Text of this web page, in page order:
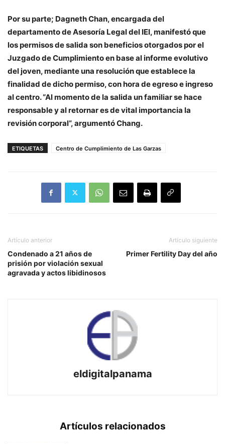
Por su parte; Dagneth Chan, encargada del
departamento de Asesoría Legal del IEI, manifestó que
los permisos de salida son beneficios otorgados por el
Juzgado de Cumplimiento en base al informe evolutivo
del joven, mediante una resolución que establece la
finalidad de dicho permiso, con hora de egreso e ingreso
al centro. “Al momento de la salida un familiar se hace
responsable y al retornar es de vital importancia la
revisión corporal”, argumentó Chang.
ETIQUETAS Centro de Cumplimiento de Las Garzas
Artículo anterior
Condenado a 21 años de
prisión por violación sexual
agravada y actos libidinosos
Artículo siguiente
Primer Fertility Day del año
eldigitalpanama
Artículos relacionados